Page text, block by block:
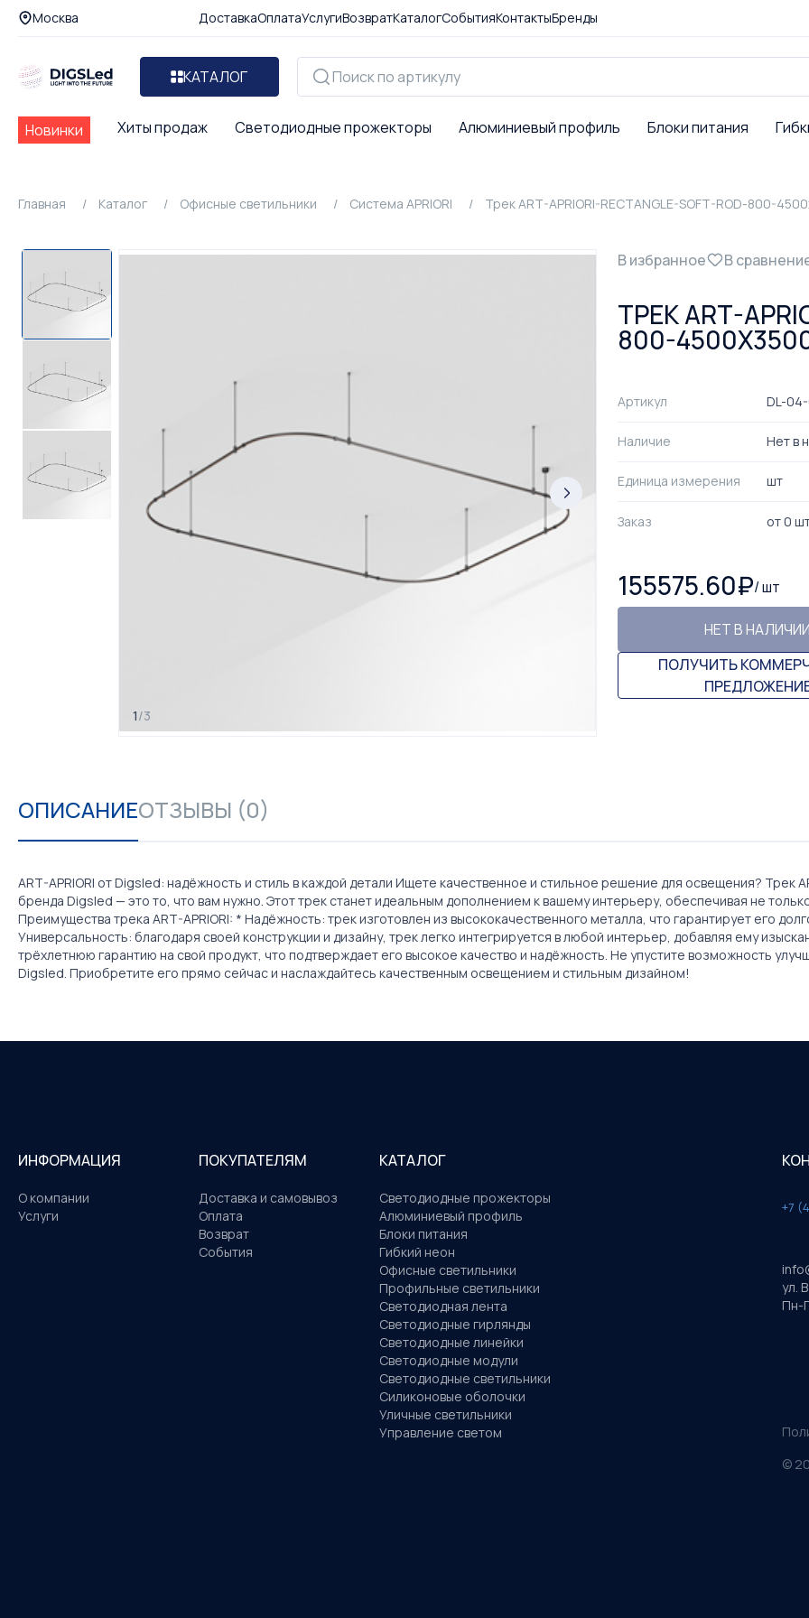
Москва ДоставкаОплатаУслугиВозвратКаталогСобытияКонтактыБренды
КАТАЛОГ
Новинки Хиты продаж Светодиодные прожекторы Алюминиевый профиль Блоки питания
Главная Каталог Офисные светильники Система APRIORI Трек ART-APRIORI-RECTANGLE-SOFT-ROD-800-
1/3
В избранное В
ТРЕК ART-
800-
Артикул DL-
Наличие Нет в
Единица измерения шт
Заказ от0
155575.60₽/шт
НЕТ В НАЛИЧИИ
ПОЛУЧИТЬ
ОПИСАНИЕОТЗЫВЫ (0)
ART-APRIORI от Digsled: надёжность и стиль в каждой детали Ищете качественное и стильное решение для освещения? Трек
бренда Digsled — это то, что вам нужно. Этот трек станет идеальным дополнением к вашему интерьеру, обеспечивая не
Преимущества трека ART-APRIORI: * Надёжность: трек изготовлен из высококачественного металла, что гарантирует его
Универсальность: благодаря своей конструкции и дизайну, трек легко интегрируется в любой интерьер, добавляя ему
трёхлетнюю гарантию на свой продукт, что подтверждает его высокое качество и надёжность. Не упустите возможность
Digsled. Приобретите его прямо сейчас и наслаждайтесь качественным освещением и стильным дизайном!
ИНФОРМАЦИЯ
О компании
Услуги
ПОКУПАТЕЛЯМ
Доставка и самовывоз
Оплата
Возврат
События
КАТАЛОГ
Светодиодные прожекторы
Алюминиевый профиль
Блоки питания
Гибкий неон
Офисные светильники
Профильные светильники
Светодиодная лента
Светодиодные гирлянды
Светодиодные линейки
Светодиодные модули
Светодиодные светильники
Силиконовые оболочки
Уличные светильники
Управление светом
+7
ул.
Пн-
©